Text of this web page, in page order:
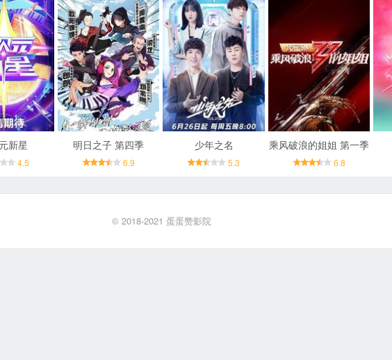
新星
4.5
明日之子 第四季
6.9
少年之名
5.3
乘风破浪的姐姐 第一季
6.8
© 2018-2021 蛋蛋赞影院